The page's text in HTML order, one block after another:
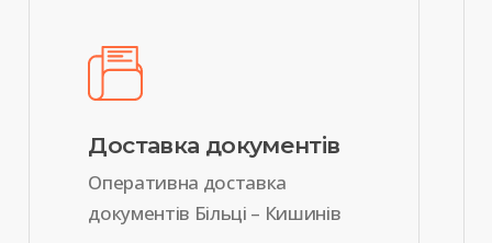
Доставка документів
Оперативна доставка
документів Більці – Кишинів